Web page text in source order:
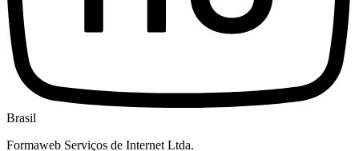
Brasil
Formaweb Serviços de Internet Ltda.